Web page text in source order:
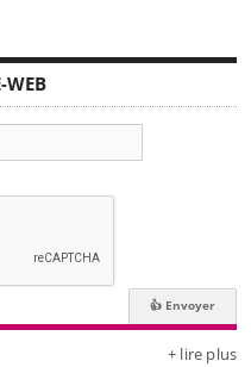
WEB
+ lire plus